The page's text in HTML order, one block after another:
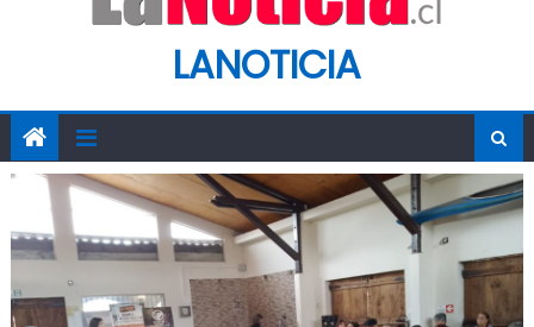
REGIONES PARA MONITOREAR EFECTOS DEL SISTEMA
FRONTAL Y APOYAR AL SECTOR AGRÍCOLA
PASO PEHUENCHE AVANZA COMO ALTERNATIVA
ESTRATÉGICA A LOS LIBERTADORES
SIGUEN LOS CIERRES DE PROSTÍBULOS CLANDESTINOS EN
RANCAGUA: NUEVO OPERATIVO DEJA UN RECINTO
CLAUSURADO Y OTRO CON PROHIBICIÓN DE
FUNCIONAMIENTO
LANOTICIA